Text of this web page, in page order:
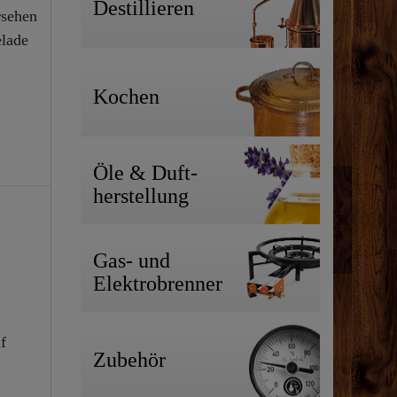
Destillieren
Kochen
Öle & Duft-
herstellung
Gas- und
Elektrobrenner
Zubehör